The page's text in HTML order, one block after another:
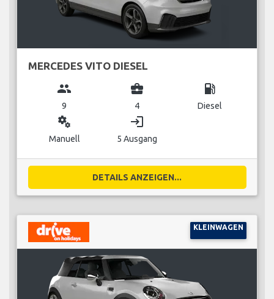
MERCEDES VITO DIESEL
group
9
business_center
4
local_gas_station
Diesel
miscellaneous_services
Manuell
login
5 Ausgang
DETAILS ANZEIGEN...
KLEINWAGEN